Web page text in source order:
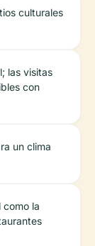
culturales
las visitas
con
un clima
como la